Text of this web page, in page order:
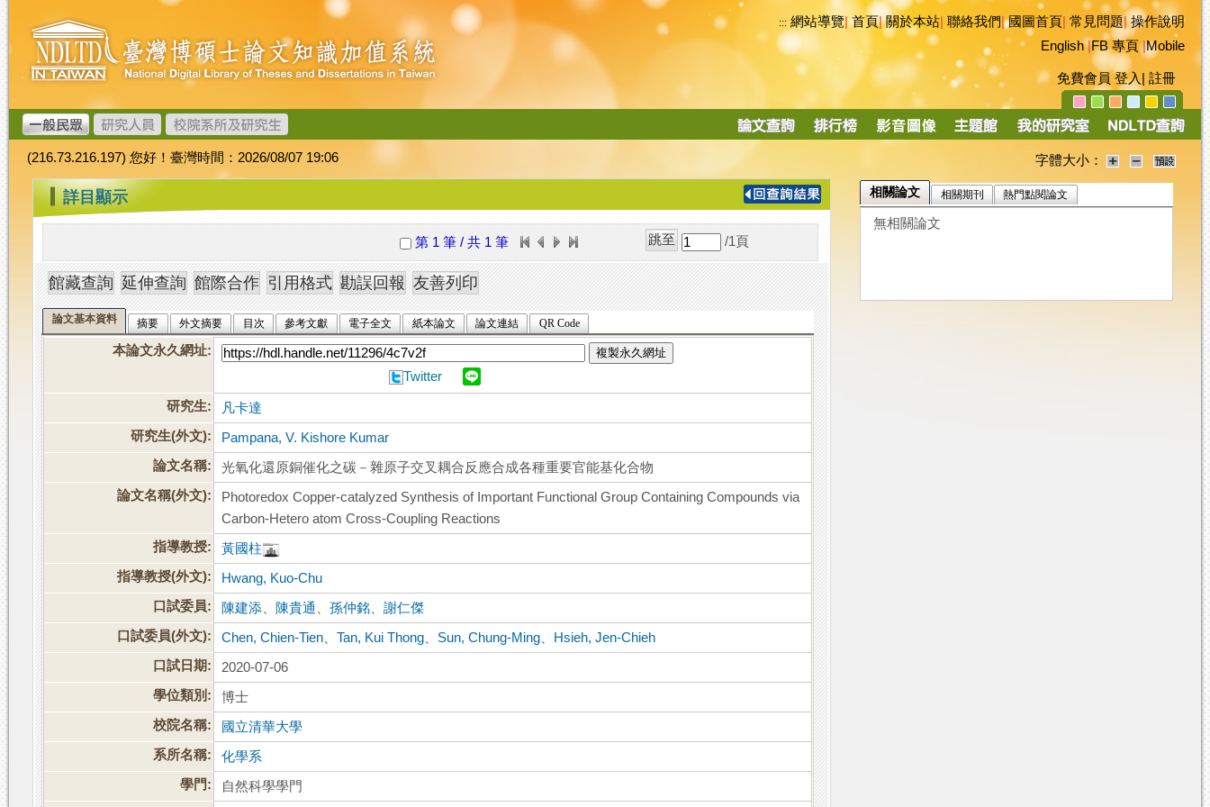
跳
到
主
要
內
容
臺
灣
博
碩
士
論
文
加
值
系
統
::: 網站導覽|首頁|關於本站 聯絡我們|國圖首頁 常見問題|操作說明
English|FB 專頁|Mobile
免費會員 登入 註冊
導
(216.73.216.197) 您好！臺灣時間：2026/08/07 19:06 字體大小：
::: 詳目顯示
第 1 筆 / 共 1 筆 /1 頁
論文基本資料 摘要 外文摘要 目次 參考文獻 電子全文 紙本論文 論文連結 QR Code
本論文永久網址: 複製永久網址
Twitter
研究生:
凡卡達
研究生(外文):
Pampana, V. Kishore Kumar
論文名稱:
光氧化還原銅催化之碳－雜原子交叉耦合反應合成各種重要官能基化合物
論文名稱(外文):
Photoredox Copper-catalyzed Synthesis of Important Functional Group Containing Compounds via
Carbon-Hetero atom Cross-Coupling Reactions
指導教授:
黃國柱
指導教授(外文):
Hwang, Kuo-Chu
口試委員:
陳建添 陳貴通 、孫仲銘 、謝仁傑
口試委員(外文):
Chen, Chien-Tien 、Tan, Kui Thong Sun, Chung-Ming
Hsieh, Jen-Chieh
口試日期:
2020-07-06
學位類別:
博士
校院名稱:
國立清華大學
系所名稱:
化學系
學門:
自然科學學門
相關論文 相關期刊 熱門點閱論文
無相關論文